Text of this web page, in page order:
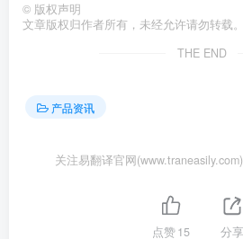
© 版权声明
文章版权归作者所有，未经允许请勿转载。
THE END
产品资讯
关注易翻译官网
点赞15 分享